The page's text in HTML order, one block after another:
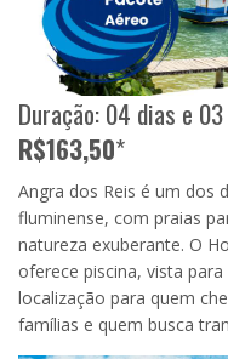
Duração: 04 dias e
R$163,50*
Angra dos Reis é um dos
fluminense, com praias
natureza exuberante. O
oferece piscina, vista
localização para quem
famílias e quem busca